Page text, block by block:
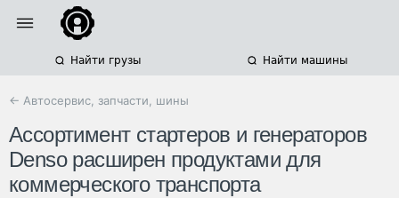
Найти грузы Найти машины
← Автосервис, запчасти, шины
Ассортимент стартеров и генераторов
Denso расширен продуктами для
коммерческого транспорта